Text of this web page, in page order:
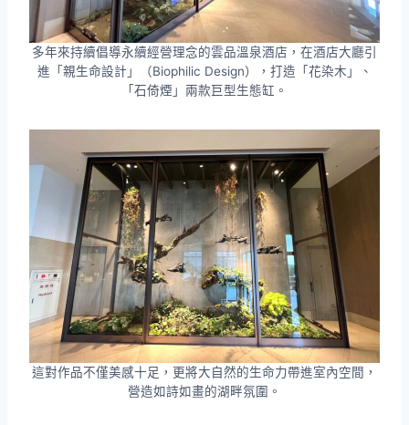
多年來持續倡導永續經營理念的雲品溫泉酒店，在酒店大廳引
進「親生命設計」（Biophilic Design），打造「花染木」、
「石倚煙」兩款巨型生態缸。
這對作品不僅美感十足，更將大自然的生命力帶進室內空間，
營造如詩如畫的湖畔氛圍。